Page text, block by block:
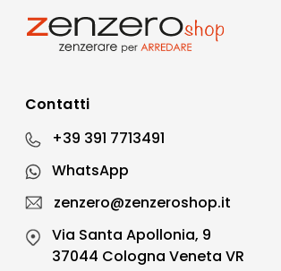
Contatti
+39 391 7713491
WhatsApp
zenzero@zenzeroshop.it
Via Santa Apollonia, 9
37044 Cologna Veneta VR